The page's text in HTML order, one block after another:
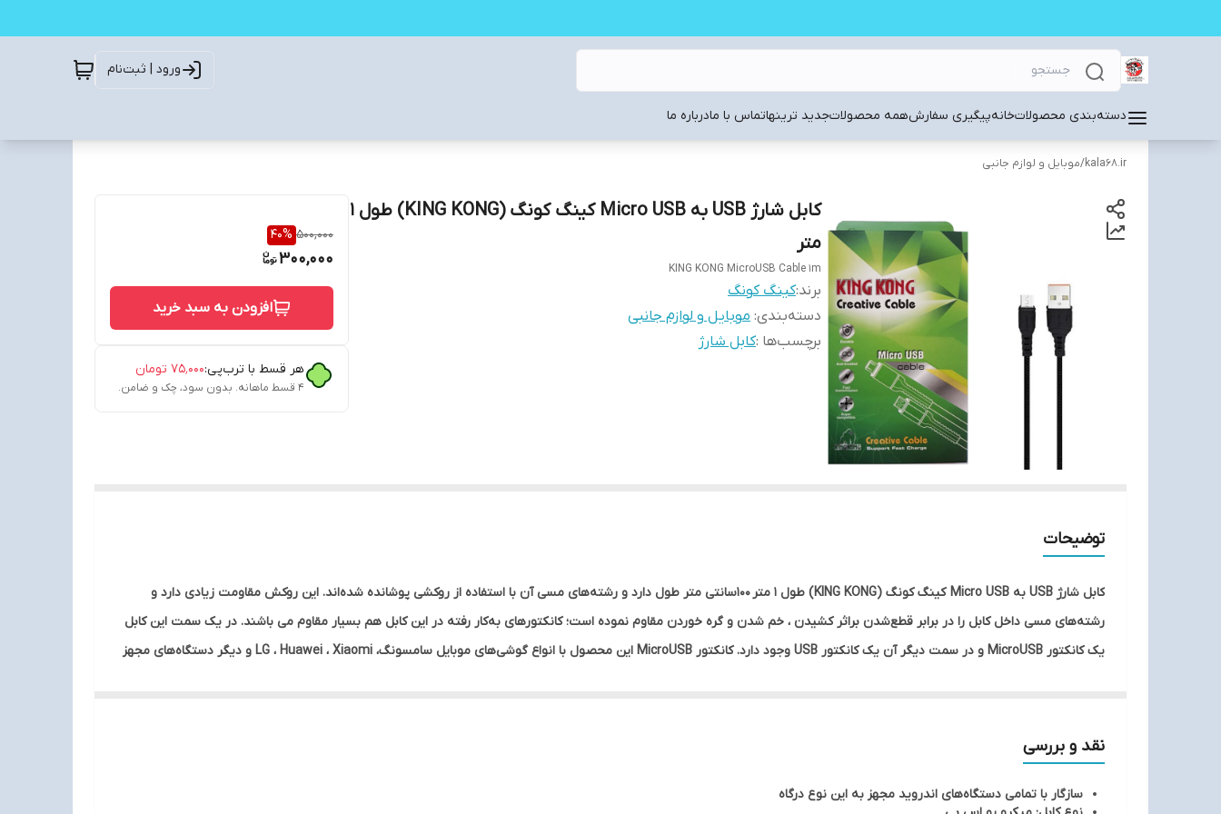
ورود | ثبت‌نام
دسته‌بندی محصولاتخانهپیگیری سفارشهمه محصولاتجدید ترینهاتماس با مادرباره ما
kala68.ir
/موبایل و لوازم جانبی
کابل شارژ USB به Micro USB کینگ کونگ (KING KONG) طول 1
متر
KING KONG MicroUSB Cable 1m
برند:کینگ کونگ
دسته‌بندی: موبایل و لوازم جانبی
برچسب‌ها :کابل شارژ
500,000
40%
300,000
افزودن به سبد خرید
هر قسط با ترب‌پی:۷۵٬۰۰۰ تومان
۴ قسط ماهانه. بدون سود، چک و ضامن.
توضیحات
کابل شارژ USB به Micro USB کینگ کونگ (KING KONG) طول 1 متر 100سانتی متر طول دارد و رشته‌های مسی آن با استفاده از روکشی پوشانده شده‌اند. این روکش مقاومت زیادی دارد و
رشته‌های مسی داخل کابل را در برابر قطع‌شدن براثر کشیدن ، خم شدن و گره خوردن مقاوم نموده است؛ کانکتورهای به‌کار رفته در این کابل هم بسیار مقاوم می باشند. در یک سمت این کابل
یک کانکتور MicroUSB و در سمت دیگر آن یک کانکتور USB وجود دارد. کانکتور MicroUSB این محصول با انواع گوشی‌های موبایل سامسونگ، LG ، Huawei ، Xiaomi و دیگر دستگاه‌های مجهز
نقد و بررسی
سازگار با تمامی دستگاه‌های اندروید مجهز به این نوع درگاه